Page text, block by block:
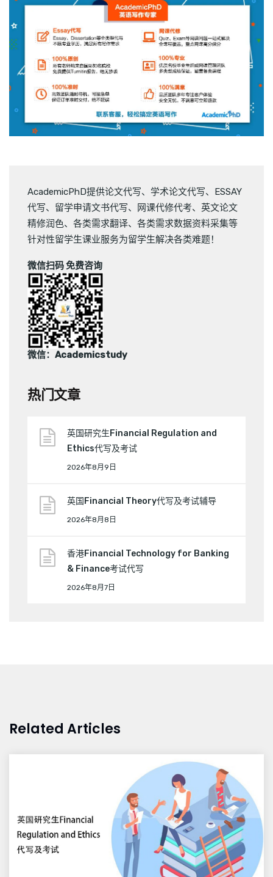
AcademicPhD提供论文代写、 学术论文代写、 ESSAY
代写、 留学申请文书代写、 网课代修代考、 英文论文
精修润色、 各类需求翻译、 各类需求数据资料采集等
针对性留学生课业服务为留学生解决各类难题！
微信扫码 免费咨询
微信：Academicstudy
热门文章
英国研究生Financial Regulation and
Ethics代写及考试
2026年8月9日
英国Financial Theory代写及考试辅导
2026年8月8日
香港Financial Technology for Banking
& Finance考试代写
2026年8月7日
Related Articles